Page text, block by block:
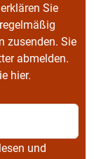
Sie
zusenden. Sie
abmelden.
hier.
und